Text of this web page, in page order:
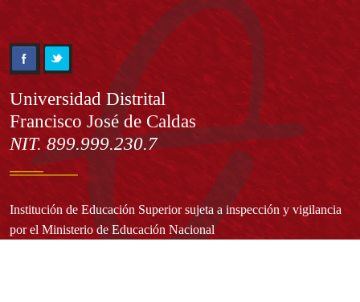
Información
Universidad Distrital
Francisco José de Caldas
NIT. 899.999.230.7
Institución de Educación Superior sujeta a inspección y vigilancia
por el Ministerio de Educación Nacional